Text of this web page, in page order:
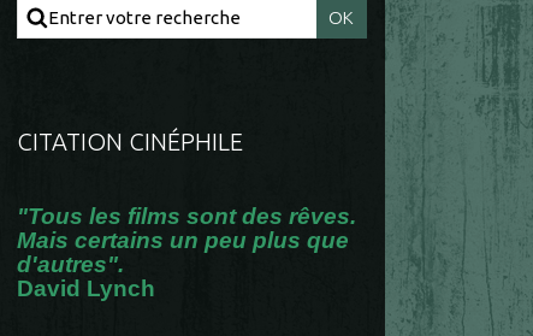
CITATION CINÉPHILE
"Tous les films sont des rêves.
Mais certains un peu plus que
d'autres".
David Lynch